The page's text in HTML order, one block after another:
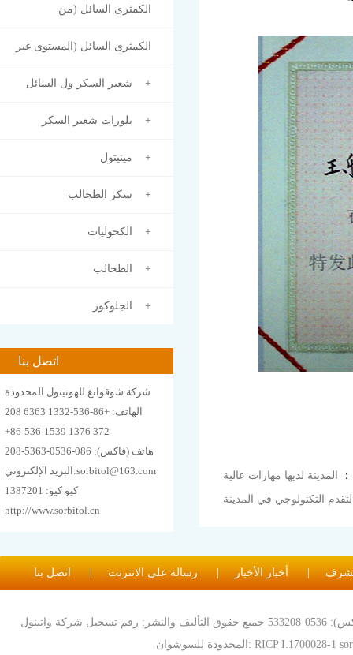
الكمثرى السائل (من
البلورات) +
الكمثرى السائل (المستوى غير
البلوري) +
شعير السكر ول السائل +
بلورات شعير السكر +
مينيتول +
سكر الطحالب +
الكحوليات +
الطحالب +
الجلوكوز +
اتصل بنا
شركة شوقوانغ للهوتيتول المحدودة
الهاتف: +86-536-1332 6363 208
+86-536-1539 1376 372
هاتف (فاكس): 086-0536-5363-208
البريد الإلكتروني:sorbitol@163.com
كيو كيو: 1387201
http://www.sorbitol.cn
المدينة لديها مهارات عالية
التكنولوجي في المدينة
أخبار الأخبار رسالة على الانترنت اتصل بنا
العنوان: رقم الهاتف المحمول لشارع لو دي مدينة سوشوان: 13332 6363208 15391 372 (بالفاكس): 0536-533208 جميع حقوق التأليف والنشر: رقم تسجيل شركة واتينول